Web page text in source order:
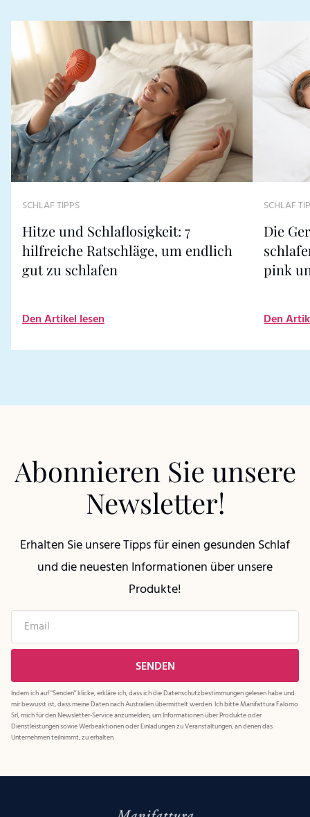
SCHLAF TIPPS
Hitze und Schlaflosigkeit: 7
hilfreiche Ratschläge, um endlich
gut zu schlafen
Den Artikel lesen
SCHLAF
Die
pink
Den
Abonnieren Sie unsere
Newsletter!
Erhalten Sie unsere Tipps für einen gesunden Schlaf
und die neuesten Informationen über unsere
Produkte!
Indem ich auf "Senden" klicke, erkläre ich, dass ich dieDatenschutzbestimmungengelesen habe und
mir bewusst ist, dass meine Daten nach Australien übermittelt werden. Ich bitte Manifattura Falomo
Srl, mich für den Newsletter-Service anzumelden, um Informationen über Produkte oder
Dienstleistungen sowie Werbeaktionen oder Einladungen zu Veranstaltungen, an denen das
Unternehmen teilnimmt, zu erhalten.